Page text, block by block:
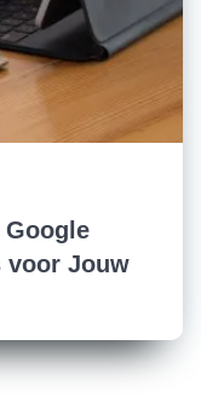
Google
voor Jouw